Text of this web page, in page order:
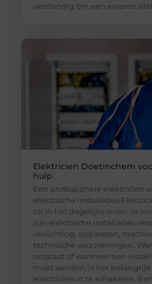
verstandig om een ervaren
Elektricien Doetinchem
hulp
Een professionele elektricien
elektrische installaties
rol in het dagelijks leven. In
zijn elektrische installaties
verlichting, apparaten,
technische voorzieningen.
ontstaat of wanneer een
moet worden, is het
elektricien in te schakelen.